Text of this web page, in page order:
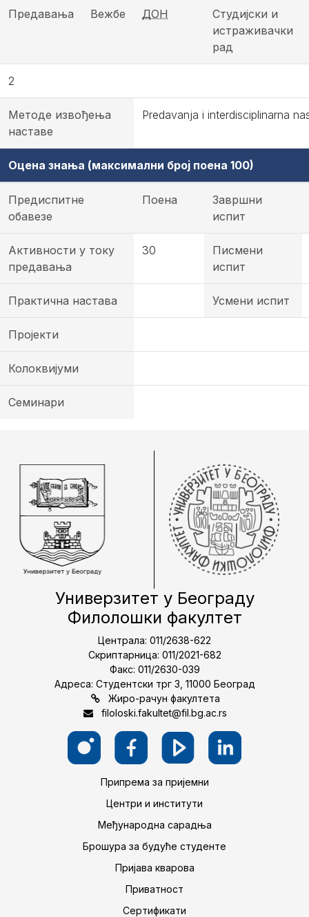
Предавања Вежбе ДОН
Студијски и
истраживачки
рад
2
Методе извођења
наставе
Predavanja i interdisciplinarna
Оцена знања (максимални број поена 100)
Предиспитне
обавезе
Поена
Завршни
испит
Активности у току
предавања
30
Писмени
испит
Практична настава Усмени испит
Пројекти
Колоквијуми
Семинари
Универзитет у Београду
Филолошки факултет
Централа: 011/2638-622
Скриптарница: 011/2021-682
Факс: 011/2630-039
Адреса: Студентски трг 3, 11000 Београд
Жиро-рачун факултета
filoloski.fakultet@fil.bg.ac.rs
Припрема за пријемни
Центри и институти
Међународна сарадња
Брошура за будуће студенте
Пријава кварова
Приватност
Сертификати